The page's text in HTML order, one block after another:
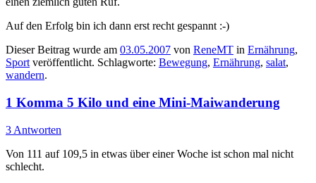
Auf den Erfolg bin ich dann erst recht gespannt :-)
Dieser Beitrag wurde am 03.05.2007 von ReneMT in Ernährung,
Sport veröffentlicht. Schlagworte: Bewegung, Ernährung, salat,
wandern.
1 Komma 5 Kilo und eine Mini-Maiwanderung
3 Antworten
Von 111 auf 109,5 in etwas über einer Woche ist schon mal nicht
schlecht.